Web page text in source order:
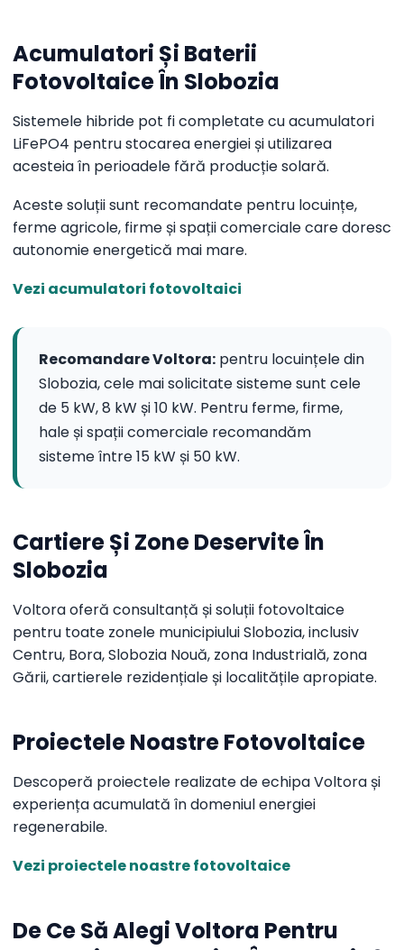
Acumulatori Și Baterii
Fotovoltaice În Slobozia
Sistemele hibride pot fi completate cu acumulatori
LiFePO4 pentru stocarea energiei și utilizarea
acesteia în perioadele fără producție solară.
Aceste soluții sunt recomandate pentru locuințe,
ferme agricole, firme și spații comerciale care doresc
autonomie energetică mai mare.
Vezi acumulatori fotovoltaici
Recomandare Voltora: pentru locuințele din
Slobozia, cele mai solicitate sisteme sunt cele
de 5 kW, 8 kW și 10 kW. Pentru ferme, firme,
hale și spații comerciale recomandăm
sisteme între 15 kW și 50 kW.
Cartiere Și Zone Deservite În
Slobozia
Voltora oferă consultanță și soluții fotovoltaice
pentru toate zonele municipiului Slobozia, inclusiv
Centru, Bora, Slobozia Nouă, zona Industrială, zona
Gării, cartierele rezidențiale și localitățile apropiate.
Proiectele Noastre Fotovoltaice
Descoperă proiectele realizate de echipa Voltora și
experiența acumulată în domeniul energiei
regenerabile.
Vezi proiectele noastre fotovoltaice
De Ce Să Alegi Voltora Pentru